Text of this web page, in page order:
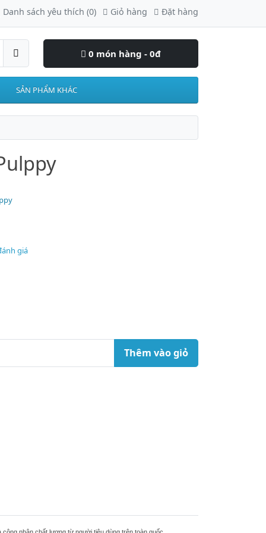
Danh sách yêu thích (0) Giỏ hàng Đặt hàng
0 món hàng - 0đ
SẢN PHẨM KHÁC
giá
Thêm vào giỏ